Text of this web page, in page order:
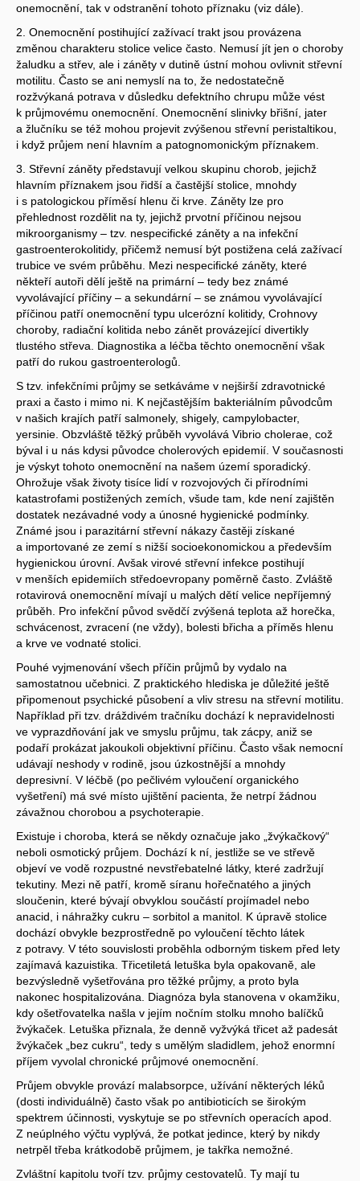
onemocnění, tak v odstranění tohoto příznaku (viz dále).
2. Onemocnění postihující zažívací trakt jsou provázena
změnou charakteru stolice velice často. Nemusí jít jen o choroby
žaludku a střev, ale i záněty v dutině ústní mohou ovlivnit střevní
motilitu. Často se ani nemyslí na to, že nedostatečně
rozžvýkaná potrava v důsledku defektního chrupu může vést
k průjmovému onemocnění. Onemocnění slinivky břišní, jater
a žlučníku se též mohou projevit zvýšenou střevní peristaltikou,
i když průjem není hlavním a patognomonickým příznakem.
3. Střevní záněty představují velkou skupinu chorob, jejichž
hlavním příznakem jsou řidší a častější stolice, mnohdy
i s patologickou příměsí hlenu či krve. Záněty lze pro
přehlednost rozdělit na ty, jejichž prvotní příčinou nejsou
mikroorganismy – tzv. nespecifické záněty a na infekční
gastroenterokolitidy, přičemž nemusí být postižena celá zažívací
trubice ve svém průběhu. Mezi nespecifické záněty, které
někteří autoři dělí ještě na primární – tedy bez známé
vyvolávající příčiny – a sekundární – se známou vyvolávající
příčinou patří onemocnění typu ulcerózní kolitidy, Crohnovy
choroby, radiační kolitida nebo zánět provázející divertikly
tlustého střeva. Diagnostika a léčba těchto onemocnění však
patří do rukou gastroenterologů.
S tzv. infekčními průjmy se setkáváme v nejširší zdravotnické
praxi a často i mimo ni. K nejčastějším bakteriálním původcům
v našich krajích patří salmonely, shigely, campylobacter,
yersinie. Obzvláště těžký průběh vyvolává Vibrio cholerae, což
býval i u nás kdysi původce cholerových epidemií. V současnosti
je výskyt tohoto onemocnění na našem území sporadický.
Ohrožuje však životy tisíce lidí v rozvojových či přírodními
katastrofami postižených zemích, všude tam, kde není zajištěn
dostatek nezávadné vody a únosné hygienické podmínky.
Známé jsou i parazitární střevní nákazy častěji získané
a importované ze zemí s nižší socioekonomickou a především
hygienickou úrovní. Avšak virové střevní infekce postihují
v menších epidemiích středoevropany poměrně často. Zvláště
rotavirová onemocnění mívají u malých dětí velice nepříjemný
průběh. Pro infekční původ svědčí zvýšená teplota až horečka,
schvácenost, zvracení (ne vždy), bolesti břicha a příměs hlenu
a krve ve vodnaté stolici.
Pouhé vyjmenování všech příčin průjmů by vydalo na
samostatnou učebnici. Z praktického hlediska je důležité ještě
připomenout psychické působení a vliv stresu na střevní motilitu.
Například při tzv. dráždivém tračníku dochází k nepravidelnosti
ve vyprazdňování jak ve smyslu průjmu, tak zácpy, aniž se
podaří prokázat jakoukoli objektivní příčinu. Často však nemocní
udávají neshody v rodině, jsou úzkostnější a mnohdy
depresivní. V léčbě (po pečlivém vyloučení organického
vyšetření) má své místo ujištění pacienta, že netrpí žádnou
závažnou chorobou a psychoterapie.
Existuje i choroba, která se někdy označuje jako „žvýkačkový“
neboli osmotický průjem. Dochází k ní, jestliže se ve střevě
objeví ve vodě rozpustné nevstřebatelné látky, které zadržují
tekutiny. Mezi ně patří, kromě síranu hořečnatého a jiných
sloučenin, které bývají obvyklou součástí projímadel nebo
anacid, i náhražky cukru – sorbitol a manitol. K úpravě stolice
dochází obvykle bezprostředně po vyloučení těchto látek
z potravy. V této souvislosti proběhla odborným tiskem před lety
zajímavá kazuistika. Třicetiletá letuška byla opakovaně, ale
bezvýsledně vyšetřována pro těžké průjmy, a proto byla
nakonec hospitalizována. Diagnóza byla stanovena v okamžiku,
kdy ošetřovatelka našla v jejím nočním stolku mnoho balíčků
žvýkaček. Letuška přiznala, že denně vyžvýká třicet až padesát
žvýkaček „bez cukru“, tedy s umělým sladidlem, jehož enormní
příjem vyvolal chronické průjmové onemocnění.
Průjem obvykle provází malabsorpce, užívání některých léků
(dosti individuálně) často však po antibioticích se širokým
spektrem účinnosti, vyskytuje se po střevních operacích apod.
Z neúplného výčtu vyplývá, že potkat jedince, který by nikdy
netrpěl třeba krátkodobě průjmem, je takřka nemožné.
Zvláštní kapitolu tvoří tzv. průjmy cestovatelů. Ty mají tu